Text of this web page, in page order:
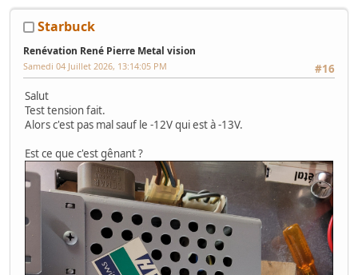
Starbuck
Renévation René Pierre Metal vision
#16
Samedi 04 Juillet 2026, 13:14:05 PM
Salut
Test tension fait.
Alors c'est pas mal sauf le -12V qui est à -13V.
Est ce que c'est gênant ?